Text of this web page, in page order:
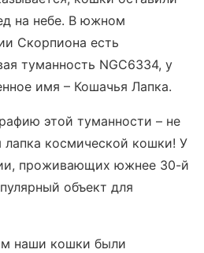
на небе. В южном
Скорпиона есть
туманность NGC6334, у
имя – Кошачья Лапка.
этой туманности – не
лапка космической кошки! У
проживающих южнее 30-й
объект для
наши кошки были